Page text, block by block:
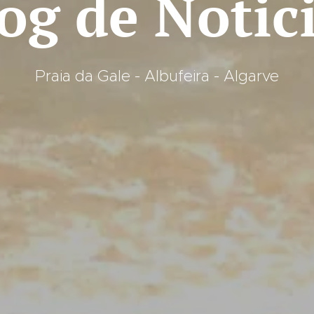
de
Praia da Gale - Albufeira - Algarve